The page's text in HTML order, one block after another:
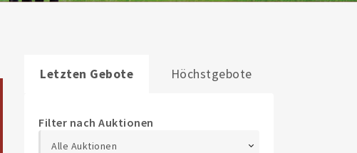
Letzten Gebote Höchstgebote
Alle Auktionen
Filter nach Auktionen